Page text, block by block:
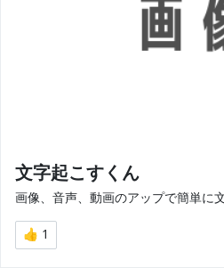
文字起こすくん
👍 1